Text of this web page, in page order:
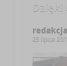
Dzięki
redakcja
25 lipca